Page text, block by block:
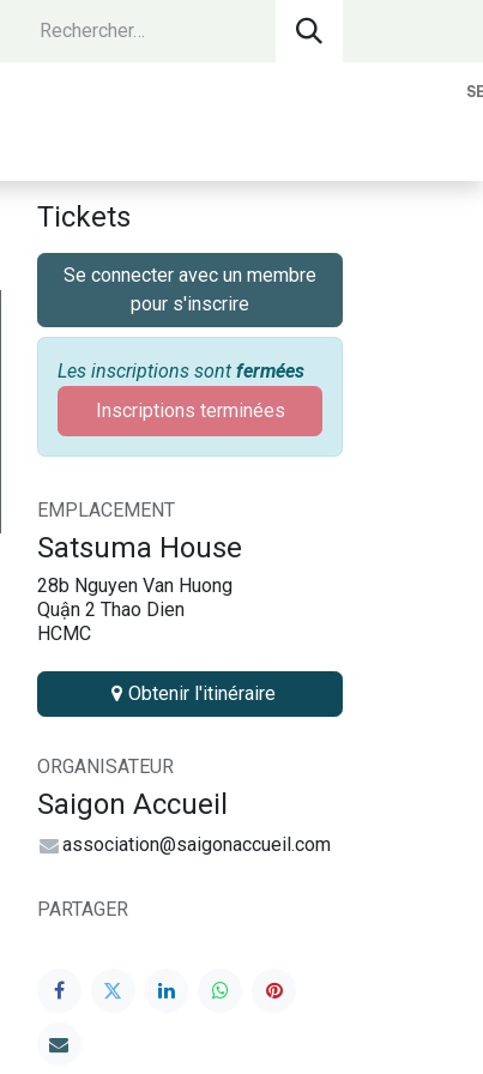
Tickets
Se connecter avec un membre
pour s'inscrire
Les inscriptions sont fermées
Inscriptions terminées
EMPLACEMENT
Satsuma House
28b Nguyen Van Huong
Quận 2 Thao Dien
HCMC
Obtenir l'itinéraire
ORGANISATEUR
Saigon Accueil
association@saigonaccueil.com
PARTAGER